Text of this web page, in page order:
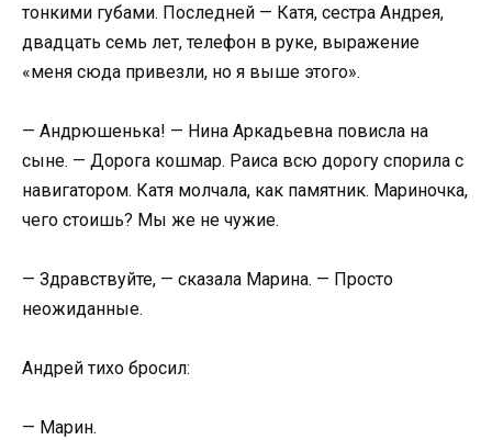
тонкими губами. Последней — Катя, сестра Андрея,
двадцать семь лет, телефон в руке, выражение
«меня сюда привезли, но я выше этого».
— Андрюшенька! — Нина Аркадьевна повисла на
сыне. — Дорога кошмар. Раиса всю дорогу спорила с
навигатором. Катя молчала, как памятник. Мариночка,
чего стоишь? Мы же не чужие.
— Здравствуйте, — сказала Марина. — Просто
неожиданные.
Андрей тихо бросил:
— Марин.